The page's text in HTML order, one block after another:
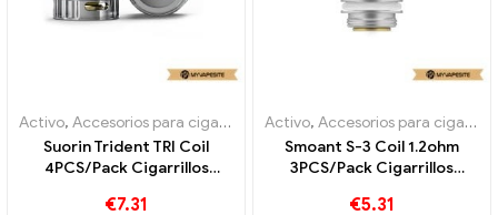
Activo, Accesorios para cigarrillos electrónicos ,Evaporador
Suorin Trident TRI Coil
4PCS/Pack Cigarrillos
Personalizado
€7.31
Activo, Accesorios para cigarrillos electrónicos
Smoant S-3 Coil 1.2ohm
3PCS/Pack Cigarrillos
Personalizado
€5.31